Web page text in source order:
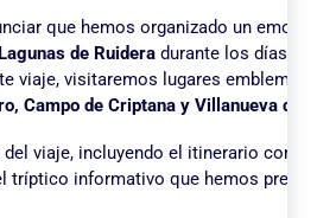
que hemos organizado un
de Ruidera durante los días
viaje, visitaremos lugares
Campo de Criptana y Villanueva de
viaje, incluyendo el itinerario
tríptico informativo que hemos